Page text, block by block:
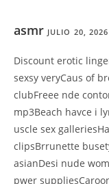
asmr JULIO 20, 2026
Discount erotic
sexsy veryCaus of
clubFreee nde
mp3Beach havce i
uscle sex
clipsBrrunette
asianDesi nude
pwer